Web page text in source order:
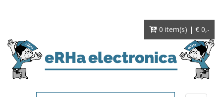
0 item(s) | € 0,-